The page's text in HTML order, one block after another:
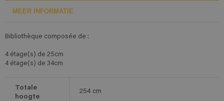
MEER INFORMATIE
Bibliothèque composée de :
4 étage(s) de 25cm
4 étage(s) de 34cm
Totale
hoogte
254 cm